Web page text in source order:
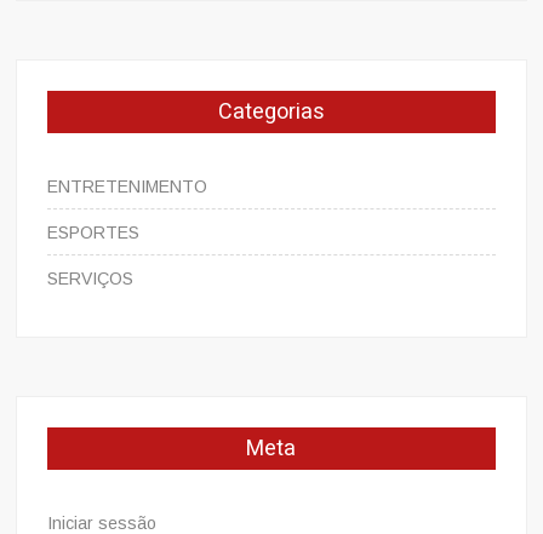
Categorias
ENTRETENIMENTO
ESPORTES
SERVIÇOS
Meta
Iniciar sessão